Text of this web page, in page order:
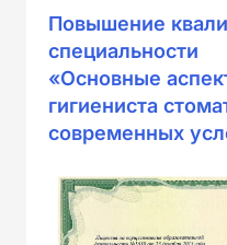
Повышение
специальности
«Основные
гигиениста
современных